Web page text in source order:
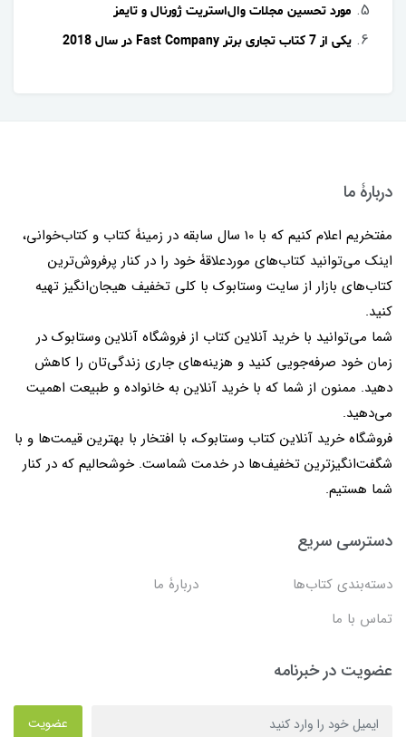
مورد تحسین مجلات وال‌استریت ژورنال و تایمز
یکی از 7 کتاب تجاری برتر Fast Company در سال 2018
دربارۀ ما
مفتخریم اعلام کنیم که با 10 سال سابقه در زمینۀ کتاب و کتاب‌خوانی،
اینک می‌توانید کتاب‌های موردعلاقۀ خود را در کنار پرفروش‌ترین
کتاب‌های بازار از سایت وستابوک با کلی تخفیف هیجان‌انگیز تهیه
کنید.
شما می‌توانید با خرید آنلاین کتاب از فروشگاه آنلاین وستابوک در
زمان خود صرفه‌جویی کنید و هزینه‌های جاری زندگی‌تان را کاهش
دهید. ممنون از شما که با خرید آنلاین به خانواده و طبیعت اهمیت
می‌دهید.
فروشگاه خرید آنلاین کتاب وستابوک، با افتخار با بهترین قیمت‌ها و با
شگفت‌انگیزترین تخفیف‌ها در خدمت شماست. خوشحالیم که در کنار
شما هستیم.
دسترسی سریع
دسته‌بندی کتاب‌ها
دربارۀ ما
تماس با ما
عضویت در خبرنامه
عضویت